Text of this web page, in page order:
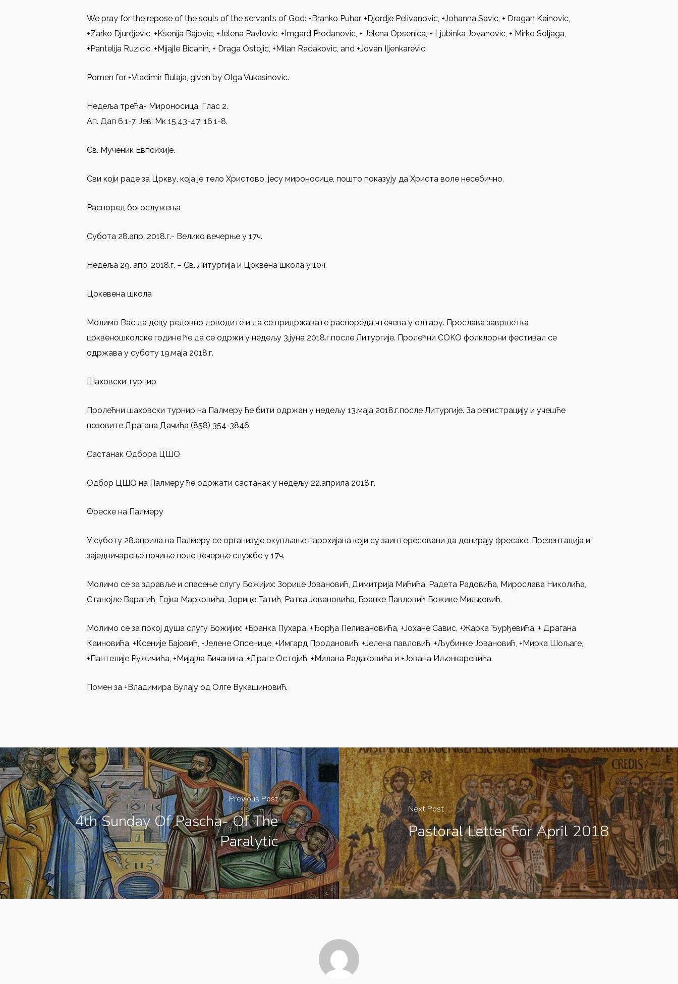
We pray for the repose of the souls of the servants of God: +Branko Puhar, +Djordje Pelivanovic, +Johanna Savic, + Dragan Kainovic,
+Zarko Djurdjevic, +Ksenija Bajovic, +Jelena Pavlovic, +Imgard Prodanovic, + Jelena Opsenica, + Ljubinka Jovanovic, + Mirko Soljaga,
+Pantelija Ruzicic, +Mijajle Bicanin, + Draga Ostojic, +Milan Radakovic, and +Jovan Iljenkarevic.
Pomen for +Vladimir Bulaja, given by Olga Vukasinovic.
Недеља трећа- Мироносица. Глас 2.
Ап. Дап 6,1-7. Јев. Мк 15,43-47; 16,1-8.
Св. Мученик Евпсихије.
Сви који раде за Цркву, која је тело Христово, јесу мироносице, пошто показују да Христа воле несебично.
Распоред богослужења
Субота 28.апр. 2018.г.- Велико вечерње у 17ч.
Недеља 29. апр. 2018.г. – Св. Литургија и Црквена школа у 10ч.
Цркевена школа
Молимо Вас да децу редовно доводите и да се придржавате распореда чтечева у олтару. Прослава завршетка
црквеношколске године ће да се одржи у недељу 3.јуна 2018.г.после Литургије. Пролећни СОКО фолклорни фестивал се
одржава у суботу 19.маја 2018.г.
Шаховски турнир
Пролећни шаховски турнир на Палмеру ће бити одржан у недељу 13.маја 2018.г.после Литургије. За регистрацију и учешће
позовите Драгана Дачића (858) 354-3846.
Састанак Одбора ЦШО
Одбор ЦШО на Палмеру ће одржати састанак у недељу 22.априла 2018.г.
Фреске на Палмеру
У суботу 28.априла на Палмеру се организује окупљање парохијана који су заинтересовани да донирају фресаке. Презентација и
заједничарење почиње поле вечерње службе у 17ч.
Молимо се за здравље и спасење слугу Божијих: Зорице Јовановић, Димитрија Мићића, Радета Радовића, Мирослава Николића,
Станојле Варагић, Гојка Марковића, Зорице Татић, Ратка Јовановића, Бранке Павловић Божике Миљковић.
Молимо се за покој душа слугу Божијих: +Бранка Пухара, +Ђорђа Пеливановића, +Јохане Савис, +Жарка Ђурђевића, + Драгана
Каиновића, +Ксеније Бајовић, +Јелене Опсенице, +Имгард Продановић, +Јелена павловић, +Љубинке Јовановић, +Мирка Шољаге,
+Пантелије Ружичића, +Мијајла Бичанина, +Драге Остојић, +Милана Радаковића и +Јована Иљенкаревића.
Помен за +Владимира Булају од Олге Вукашиновић.
Previous Post
4th Sunday Of Pascha- Of The
Paralytic
Next Post
Pastoral Letter For April 2018